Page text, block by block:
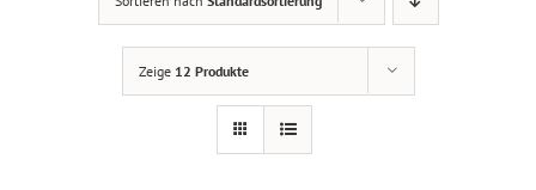
Zeige 12 Produkte